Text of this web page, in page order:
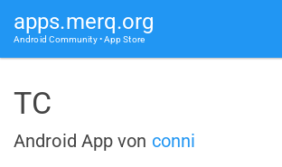
apps.merq.org
Android Community • App Store
TC
Android App von conni